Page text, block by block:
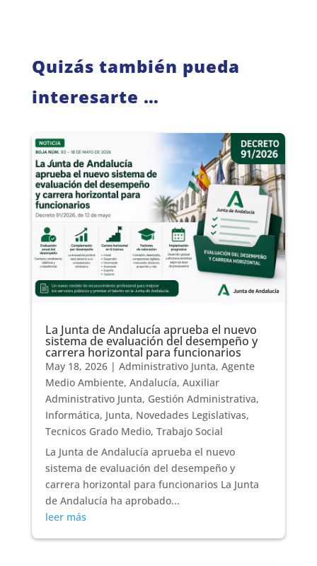
Quizás también pueda
interesarte …
La Junta de Andalucía aprueba el nuevo
sistema de evaluación del desempeño y
carrera horizontal para funcionarios
May 18, 2026| Administrativo Junta, Agente
Medio Ambiente, Andalucía, Auxiliar
Administrativo Junta, Gestión Administrativa,
Informática, Junta, Novedades Legislativas,
Tecnicos Grado Medio, Trabajo Social
La Junta de Andalucía aprueba el nuevo
sistema de evaluación del desempeño y
carrera horizontal para funcionarios La Junta
de Andalucía ha aprobado...
leer más